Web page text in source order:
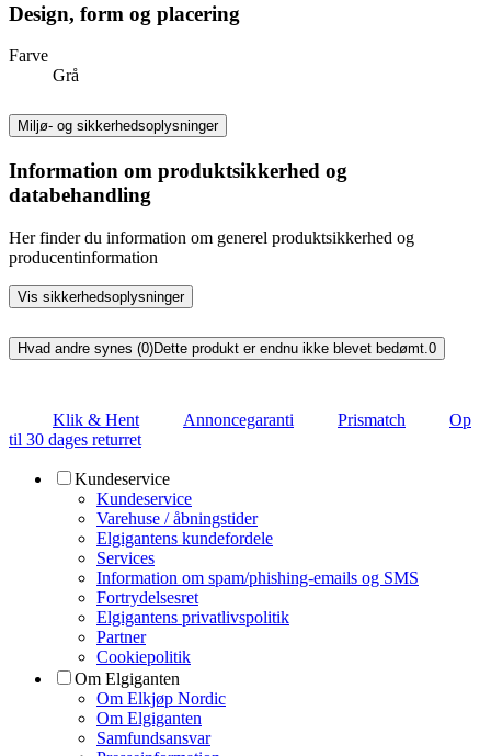
Design, form og placering
Farve
Grå
Miljø- og sikkerhedsoplysninger
Information om produktsikkerhed og
databehandling
Her finder du information om generel produktsikkerhed og
producentinformation
Vis sikkerhedsoplysninger
Hvad andre synes (0)Dette produkt er endnu ikke blevet bedømt. 0
Klik & Hent Annoncegaranti Prismatch
Op
til 30 dages returret
Kundeservice
Kundeservice
Varehuse / åbningstider
Elgigantens kundefordele
Services
Information om spam/phishing-emails og SMS
Fortrydelsesret
Elgigantens privatlivspolitik
Partner
Cookiepolitik
Om Elgiganten
Om Elkjøp Nordic
Om Elgiganten
Samfundsansvar